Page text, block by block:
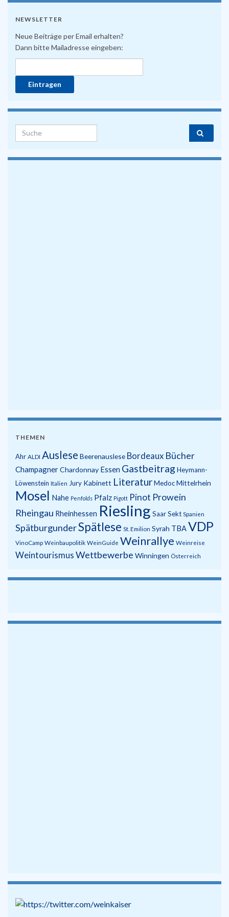
NEWSLETTER
Neue Beiträge per Email erhalten?
Dann bitte Mailadresse eingeben:
Search for:
THEMEN
Ahr ALDI Auslese Beerenauslese Bordeaux Bücher
ChampagnerChardonnay Essen Gastbeitrag Heymann-
Löwenstein Italien Jury Kabinett LiteraturMedocMittelrhein
Mosel Nahe Penfolds Pfalz Pigott Pinot Prowein
Rheingau Rheinhessen Riesling SaarSekt Spanien
SpätburgunderSpätlese St. Emilion Syrah TBAVDP
VinoCamp Weinbaupolitik WeinGuide Weinrallye Weinreise
Weintourismus Wettbewerbe Winningen Österreich